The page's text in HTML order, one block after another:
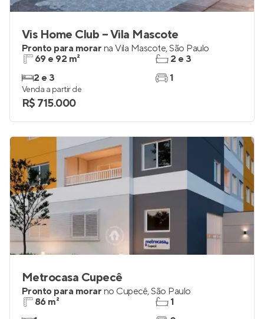
Vis Home Club – Vila Mascote
Pronto para morar na Vila Mascote,São Paulo
69 e 92 m²
2 e 3
2 e 3
1
Venda a partir de
R$ 715.000
Metrocasa Cupecê
Pronto para morar no Cupecê,São Paulo
86 m²
1